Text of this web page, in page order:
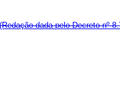
(Redação dada pelo Decreto nº